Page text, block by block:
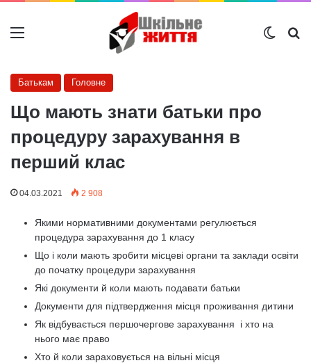
Меню
Батькам Головне
Що мають знати батьки про
процедуру зарахування в
перший клас
04.03.2021 2 908
Якими нормативними документами регулюється
процедура зарахування до 1 класу
Що і коли мають зробити місцеві органи та заклади освіти
до початку процедури зарахування
Які документи й коли мають подавати батьки
Документи для підтвердження місця проживання дитини
Як відбувається першочергове зарахування і хто на
нього має право
Хто й коли зараховується на вільні місця